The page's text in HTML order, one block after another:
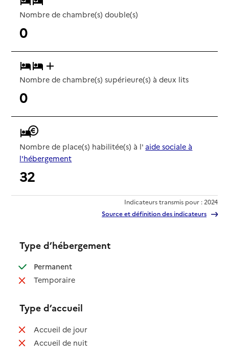
Nombre de chambre(s) double(s)
0
Nombre de chambre(s) supérieure(s) à deux lits
0
Nombre de place(s) habilitée(s) à l' aide sociale à
l'hébergement
32
Indicateurs transmis pour : 2024
Source et définition des indicateurs
Type d’hébergement
Permanent: disponible
Temporaire: non disponible
Type d’accueil
Accueil de jour: non disponible
Accueil de nuit: non disponible